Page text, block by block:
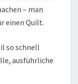
– man
einen Quilt.
so schnell
ausführliche